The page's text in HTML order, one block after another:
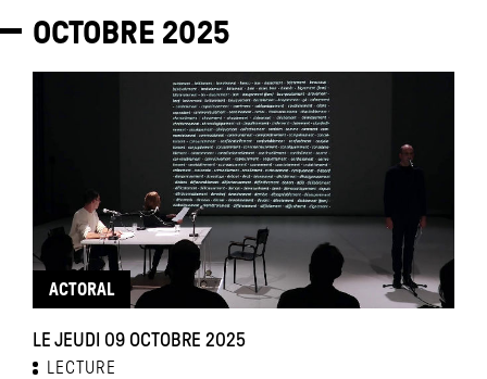
OCTOBRE 2025
ACTORAL
LE JEUDI 09 OCTOBRE 2025
LECTURE